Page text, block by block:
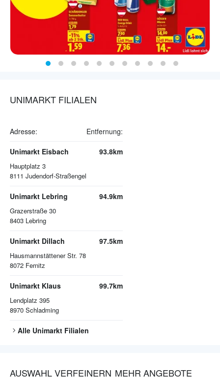
UNIMARKT FILIALEN
Adresse: Entfernung:
Unimarkt Eisbach
Hauptplatz 3
8111 Judendorf-Straßengel
93.8km
Unimarkt Lebring
Grazerstraße 30
8403 Lebring
94.9km
Unimarkt Dillach
Hausmannstättener Str. 78
8072 Fernitz
97.5km
Unimarkt Klaus
Lendplatz 395
8970 Schladming
99.7km
Alle Unimarkt Filialen
AUSWAHL VERFEINERN MEHR ANGEBOTE